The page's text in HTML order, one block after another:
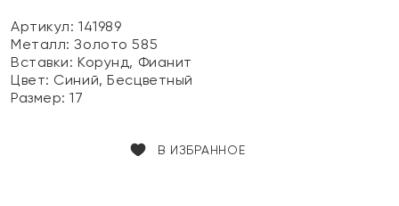
Артикул: 141989
Металл:Золото 585
Вставки:Корунд, Фианит
Цвет: Синий, Бесцветный
Размер:17
В ИЗБРАННОЕ